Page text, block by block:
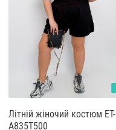
Літній жіночий костюм ET-
A835T500